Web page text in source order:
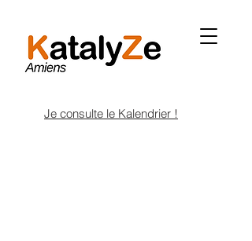
Je consulte le Kalendrier !